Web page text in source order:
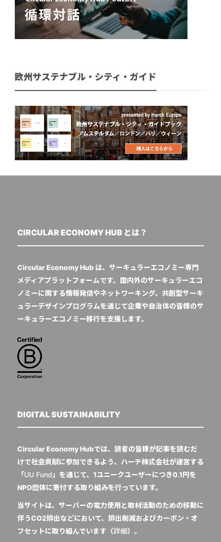
欧州サステナブル・シティ・ガイド
CIRCULAR ECONOMY HUB とは？
Circular Economy Hub は、サーキュラーエコノミー専門
メディアプラットフォームです。国内外のサーキュラーエコ
ノミーに関する情報発信やネットワーキング、共創型サーキ
ュラーデザインプログラムを通じて企業や自治体の皆様のサ
ーキュラーエコノミー移行を支援します。
DIGITAL SUSTAINABILITY
Circular Economy Hubでは、読者の皆様が記事を読むだ
けで社会貢献に参加できるよう、ハーチ株式会社が運営する
「UU Fund 」を通じて、1ユニークユーザーにつき0.1円を
NPO団体に寄付する取り組みを行っています。
当サイトは、サーバーの電力使用と取材活動のための移動に
伴うCO2排出などにおいて、排出削減およびカーボン・オ
フセットに取り組んでいます（詳細）。